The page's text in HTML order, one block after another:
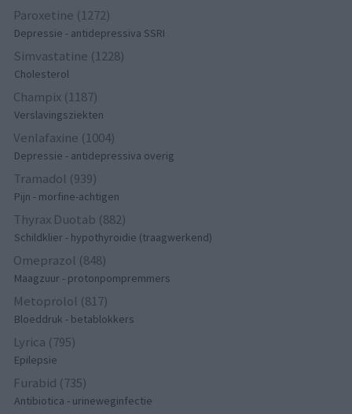
Paroxetine (1272)
Depressie - antidepressiva SSRI
Simvastatine (1228)
Cholesterol
Champix (1187)
Verslavingsziekten
Venlafaxine (1004)
Depressie - antidepressiva overig
Tramadol (939)
Pijn - morfine-achtigen
Thyrax Duotab (882)
Schildklier - hypothyroidie (traagwerkend)
Omeprazol (848)
Maagzuur - protonpompremmers
Metoprolol (817)
Bloeddruk - betablokkers
Lyrica (795)
Epilepsie
Furabid (735)
Antibiotica - urineweginfectie